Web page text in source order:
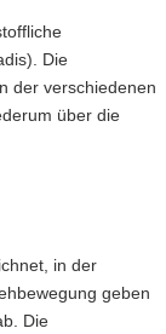
Die
der verschiedenen
über die
in der
geben
Die